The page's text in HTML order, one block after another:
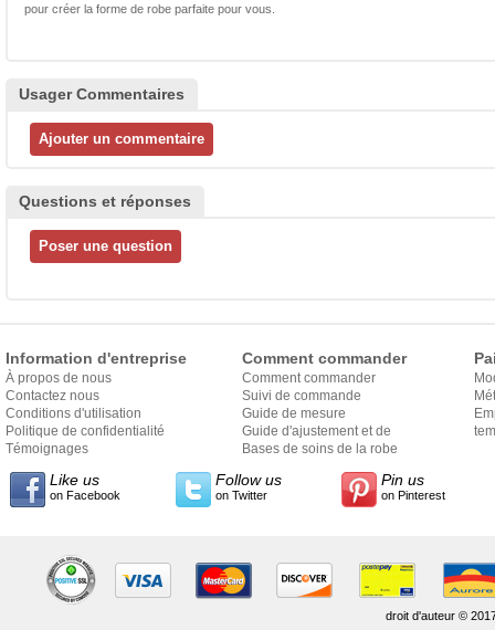
pour créer la forme de robe parfaite pour vous.
Usager Commentaires
Questions et réponses
Information d'entreprise
À propos de nous
Contactez nous
Conditions d'utilisation
Politique de confidentialité
Témoignages
Comment commander
Comment commander
Suivi de commande
Guide de mesure
Guide d'ajustement et de
style
Bases de soins de la robe
Like us
on Facebook
Follow us
on Twitter
Pin us
on Pinterest
droit d'auteur ©